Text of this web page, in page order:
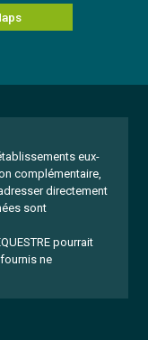
eux-
complémentaire,
directement
sont
pourrait
ne